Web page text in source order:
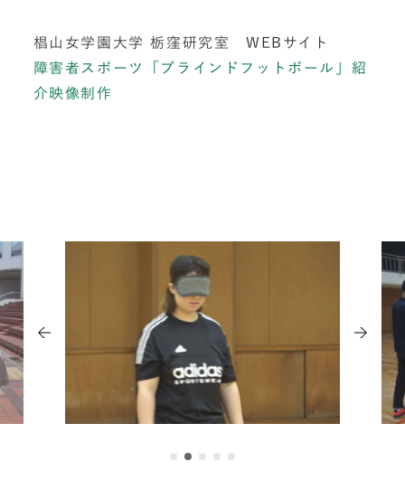
椙山女学園大学 栃窪研究室 WEBサイト
障害者スポーツ「ブラインドフットボール」紹
介映像制作